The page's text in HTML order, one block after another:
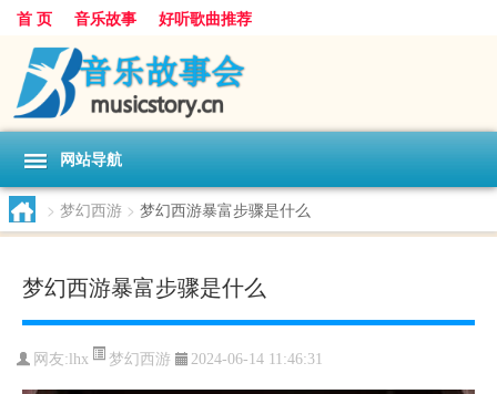
首 页 音乐故事 好听歌曲推荐
网站导航
> 梦幻西游 > 梦幻西游暴富步骤是什么
梦幻西游暴富步骤是什么
网友: lhx 梦幻西游 2024-06-14 11:46:31